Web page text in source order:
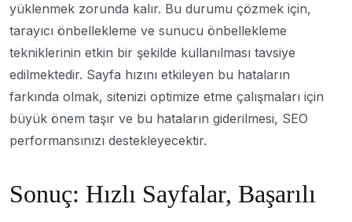
yüklenmek zorunda kalır. Bu durumu çözmek için,
tarayıcı önbellekleme ve sunucu önbellekleme
tekniklerinin etkin bir şekilde kullanılması tavsiye
edilmektedir. Sayfa hızını etkileyen bu hataların
farkında olmak, sitenizi optimize etme çalışmaları için
büyük önem taşır ve bu hataların giderilmesi, SEO
performansınızı destekleyecektir.
Sonuç: Hızlı Sayfalar, Başarılı